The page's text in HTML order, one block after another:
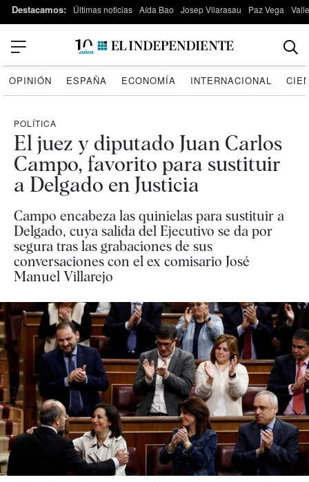
Destacamos: Últimas noticias Aída Bao Josep Vilarasau Paz Vega
OPINIÓN ESPAÑA ECONOMÍA INTERNACIONAL
POLÍTICA
El juez y diputado Juan Carlos
Campo, favorito para sustituir
a Delgado en Justicia
Campo encabeza las quinielas para sustituir a
Delgado, cuya salida del Ejecutivo se da por
segura tras las grabaciones de sus
conversaciones con el ex comisario José
Manuel Villarejo